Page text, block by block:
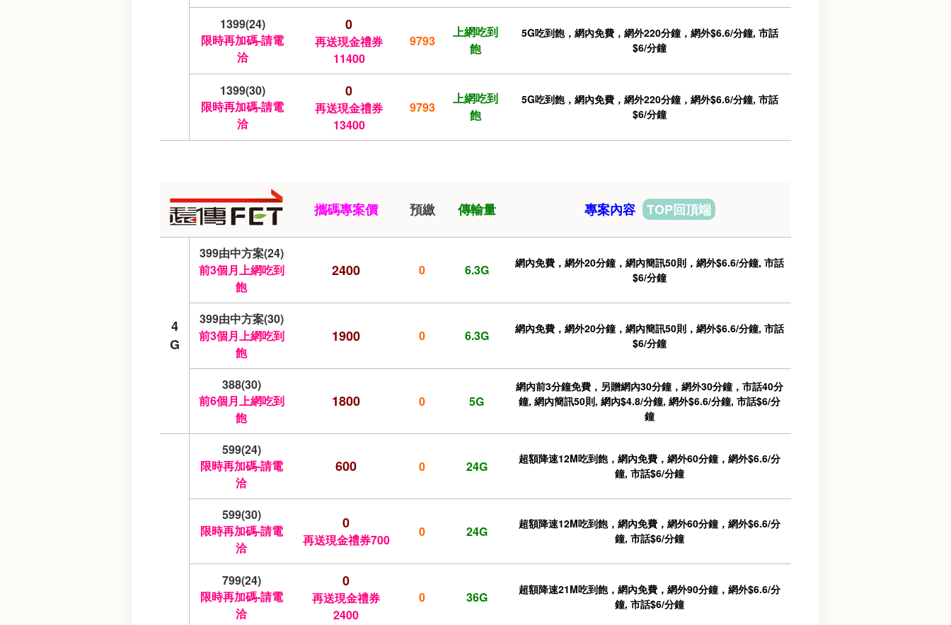
1399(24)
限時再加碼-請電
洽
0
再送現金禮券
11400
9793
上網吃到
飽
5G吃到飽，網內免費，網外220分鐘，網外$6.6/分鐘, 市話
$6/分鐘
1399(30)
限時再加碼-請電
洽
0
再送現金禮券
13400
9793
上網吃到
飽
5G吃到飽，網內免費，網外220分鐘，網外$6.6/分鐘, 市話
$6/分鐘
攜碼專案價 預繳 傳輸量 專案內容 TOP回頂端
4
G
399由中方案(24)
前3個月上網吃到
飽
2400 0 6.3G
網內免費，網外20分鐘，網內簡訊50則，網外$6.6/分鐘, 市話
$6/分鐘
399由中方案(30)
前3個月上網吃到
飽
1900 0 6.3G
網內免費，網外20分鐘，網內簡訊50則，網外$6.6/分鐘, 市話
$6/分鐘
388(30)
前6個月上網吃到
飽
1800 0 5G
網內前3分鐘免費，另贈網內30分鐘，網外30分鐘，市話40分
鐘, 網內簡訊50則, 網內$4.8/分鐘, 網外$6.6/分鐘, 市話$6/分
鐘
599(24)
限時再加碼-請電
洽
600 0 24G
超額降速12M吃到飽，網內免費，網外60分鐘，網外$6.6/分
鐘, 市話$6/分鐘
599(30)
限時再加碼-請電
洽
0
再送現金禮券700
0 24G
超額降速12M吃到飽，網內免費，網外60分鐘，網外$6.6/分
鐘, 市話$6/分鐘
799(24)
限時再加碼-請電
洽
0
再送現金禮券
2400
0 36G
超額降速21M吃到飽，網內免費，網外90分鐘，網外$6.6/分
鐘, 市話$6/分鐘